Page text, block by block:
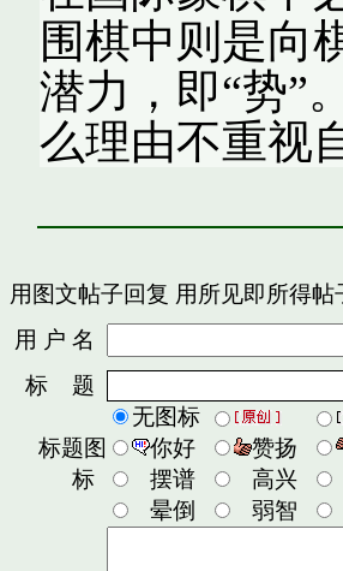
围棋中则是向
潜力，即“势”
么理由不重视
用图文帖子回复 用所见即所得帖
用 户 名
标 题
标题图
标
无图标
你好
赞扬
摆谱
高兴
晕倒
弱智